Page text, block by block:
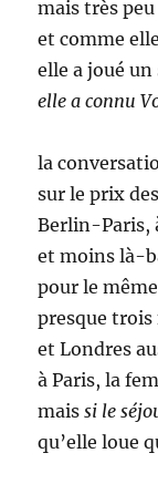
mais très
et comme
elle a joué
elle a connu
la
sur le prix
Berlin-Paris,
et moins là-
pour le
presque trois
et Londres
à Paris, la
maissi le
qu’elle loue